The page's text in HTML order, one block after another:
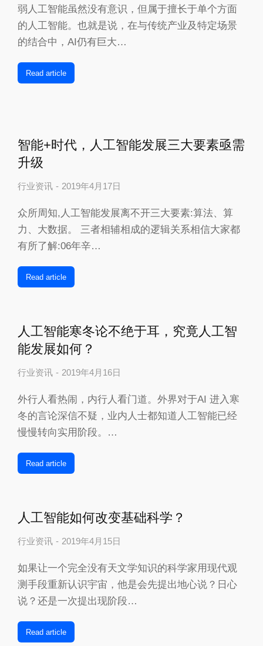
弱人工智能虽然没有意识，但属于擅长于单个方面
的人工智能。也就是说，在与传统产业及特定场景
的结合中，AI仍有巨大…
Read article
智能+时代，人工智能发展三大要素亟需
升级
行业资讯 2019年4月17日
众所周知,人工智能发展离不开三大要素:算法、算
力、大数据。 三者相辅相成的逻辑关系相信大家都
有所了解:06年辛…
Read article
人工智能寒冬论不绝于耳，究竟人工智
能发展如何？
行业资讯 2019年4月16日
外行人看热闹，内行人看门道。外界对于AI 进入寒
冬的言论深信不疑，业内人士都知道人工智能已经
慢慢转向实用阶段。…
Read article
人工智能如何改变基础科学？
行业资讯 2019年4月15日
如果让一个完全没有天文学知识的科学家用现代观
测手段重新认识宇宙，他是会先提出地心说？日心
说？还是一次提出现阶段…
Read article